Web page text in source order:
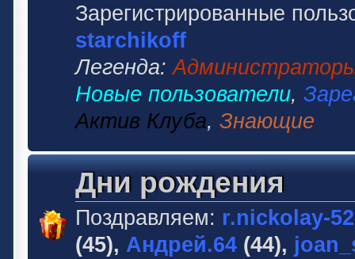
Зарегистрированные
starchikoff
Легенда:
Новые пользователи,
Актив Клуба, Знающие
Дни рождения
Поздравляем: r.nickolay-
(45), Андрей.64 (44),